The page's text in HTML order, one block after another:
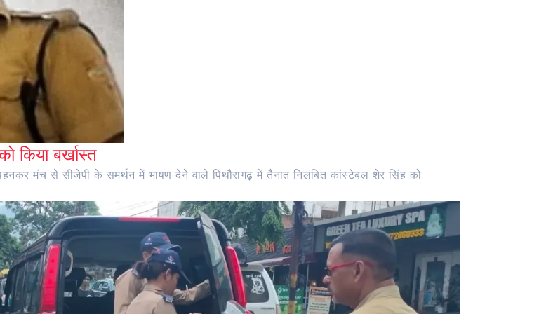
किया बर्खास्त
मंच से सीजेपी के समर्थन में भाषण देने वाले पिथौरागढ़ में तैनात निलंबित कांस्टेबल शेर सिंह को